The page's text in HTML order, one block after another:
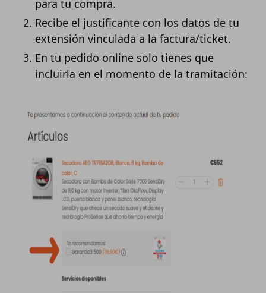
para tu compra.
Recibe el justificante con los datos de tu
extensión vinculada a la factura/ticket.
En tu pedido online solo tienes que
incluirla en el momento de la tramitación: